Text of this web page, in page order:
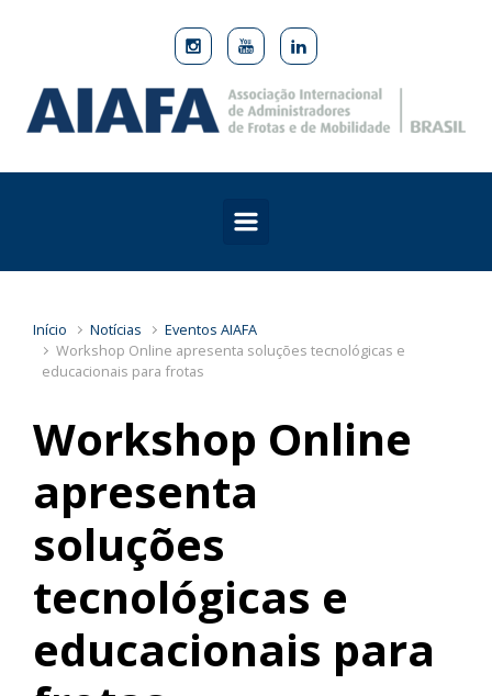
Skip to main content
Início Notícias
Eventos AIAFA
Workshop Online apresenta soluções tecnológicas e
educacionais para frotas
Workshop Online
apresenta
soluções
tecnológicas e
educacionais para